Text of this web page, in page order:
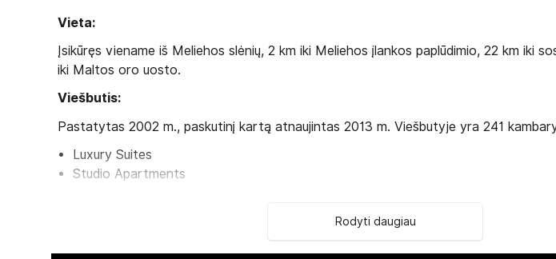
Vieta:
Įsikūręs viename iš Meliehos slėnių, 2 km iki Meliehos įlankos paplūdimio, 22 km iki
iki Maltos oro uosto.
Viešbutis:
Pastatytas 2002 m., paskutinį kartą atnaujintas 2013 m. Viešbutyje yra 241
Luxury Suites
Studio Apartments
Internal Rooms
Rodyti daugiau